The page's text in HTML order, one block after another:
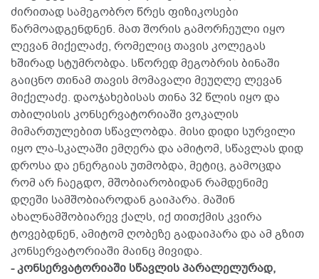
ძირითად სამეგობრო წრეს ფიზიკოსები
წარმოადგენდნენ. მათ შორის გამორჩეული იყო
ლევან მიქელაძე, რომელიც თავის კოლეგას
ხშირად სტუმრობდა. სწორედ მეგობრის ბინაში
გაიცნო თინამ თავის მომავალი მეუღლე ლევან
მიქელაძე. დაოჯახებისას თინა 32 წლის იყო და
თბილისის კონსერვატორიაში ვოკალის
მიმართულებით სწავლობდა. მისი დიდი სურვილი
იყო ლა-სკალაში ემღერა და ამიტომ, სწავლას დიდ
დროსა და ენერგიას უთმობდა, მეტიც, გამოცდა
რომ არ ჩაეგდო, მშობიარობიდან რამდენიმე
დღეში სამშობიაროდან გაიპარა. მაშინ
ახალნამშობიარევ ქალს, იქ თითქმის კვირა
ტოვებდნენ, ამიტომ ღობეზე გადაიპარა და ამ გზით
კონსერვატორიაში მაინც მივიდა.
- კონსერვატორიაში სწავლის პარალელურად,